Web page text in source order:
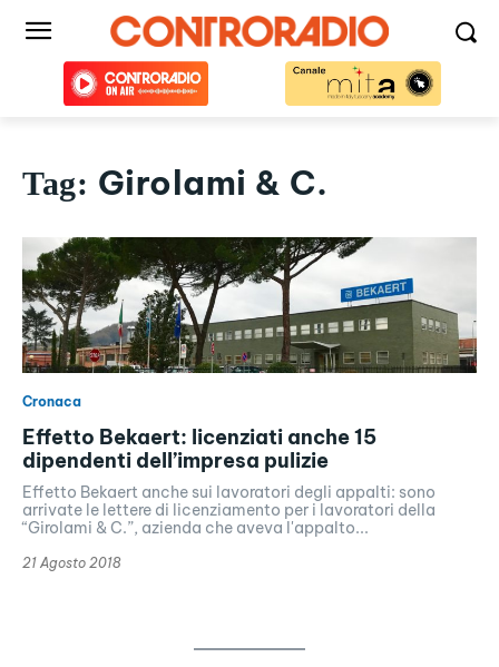
Tag: Girolami & C.
Cronaca
Effetto Bekaert: licenziati anche 15
dipendenti dell’impresa pulizie
Effetto Bekaert anche sui lavoratori degli appalti: sono
arrivate le lettere di licenziamento per i lavoratori della
“Girolami & C.”, azienda che aveva l'appalto...
21 Agosto 2018